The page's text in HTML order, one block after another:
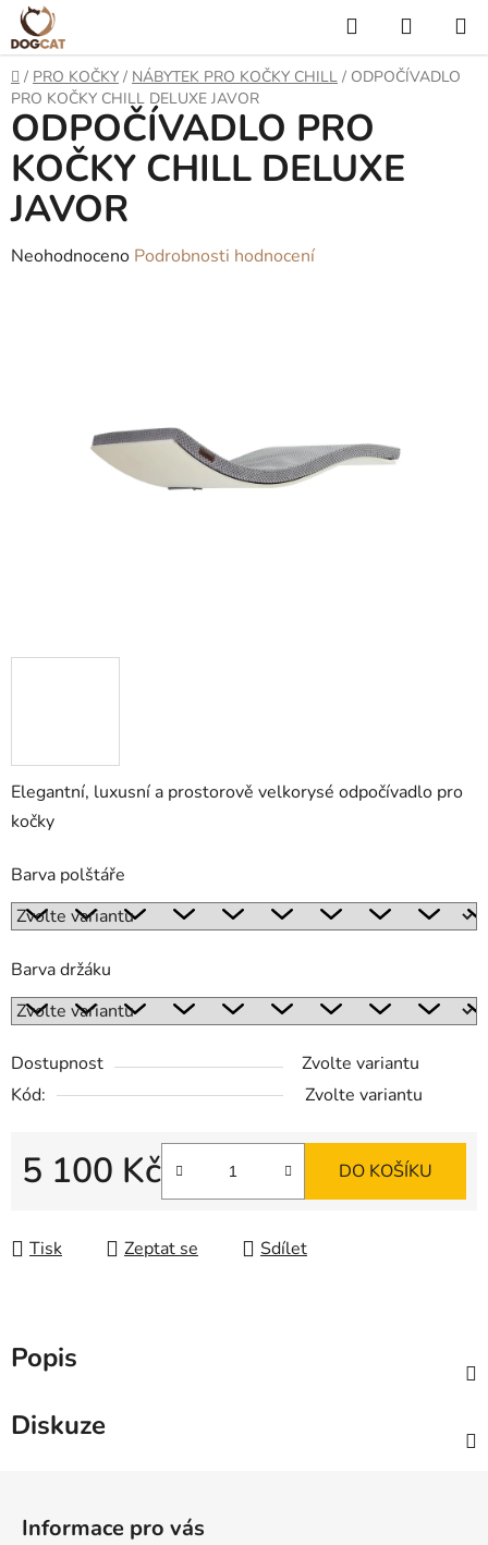
Přejít
na
obsah
Hledat
KOŠÍK
Domů
/ PRO KOČKY / NÁBYTEK PRO KOČKY CHILL / ODPOČÍVADLO
PRO KOČKY CHILL DELUXE JAVOR
Elegantní, luxusní a prostorově velkorysé odpočívadlo pro
kočky
Barva polštáře
Barva držáku
Dostupnost
Zvolte variantu
Kód:
Zvolte variantu
5 100 Kč DO KOŠÍKU
Tisk Zeptat se Sdílet
ODPOČÍVADLO PRO
KOČKY CHILL DELUXE
JAVOR
Průměrné
Neohodnoceno Podrobnosti hodnocení
Popis
Diskuze
Informace pro vás